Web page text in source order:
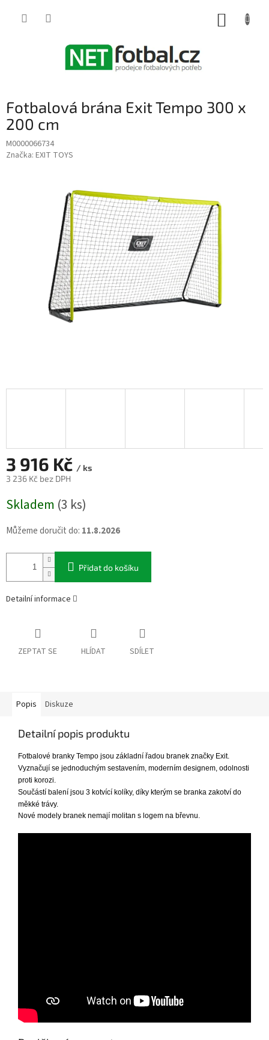
Fotbalová brána Exit Tempo 300 x
200 cm
M0000066734
Značka: EXIT TOYS
3 916 Kč / ks
3 236 Kč bez DPH
cena:
Skladem (3 ks)
Můžeme doručit do: 11.8.2026
Přidat do košíku
Detailní informace
ZEPTAT SE HLÍDAT SDÍLET
Popis Diskuze
Detailní popis produktu
Fotbalové branky Tempo jsou základní řadou branek značky Exit.
Vyznačují se jednoduchým sestavením, moderním designem, odolnosti
proti korozi.
Součástí balení jsou 3 kotvící kolíky, díky kterým se branka zakotví do
měkké trávy.
Nové modely branek nemají molitan s logem na břevnu.